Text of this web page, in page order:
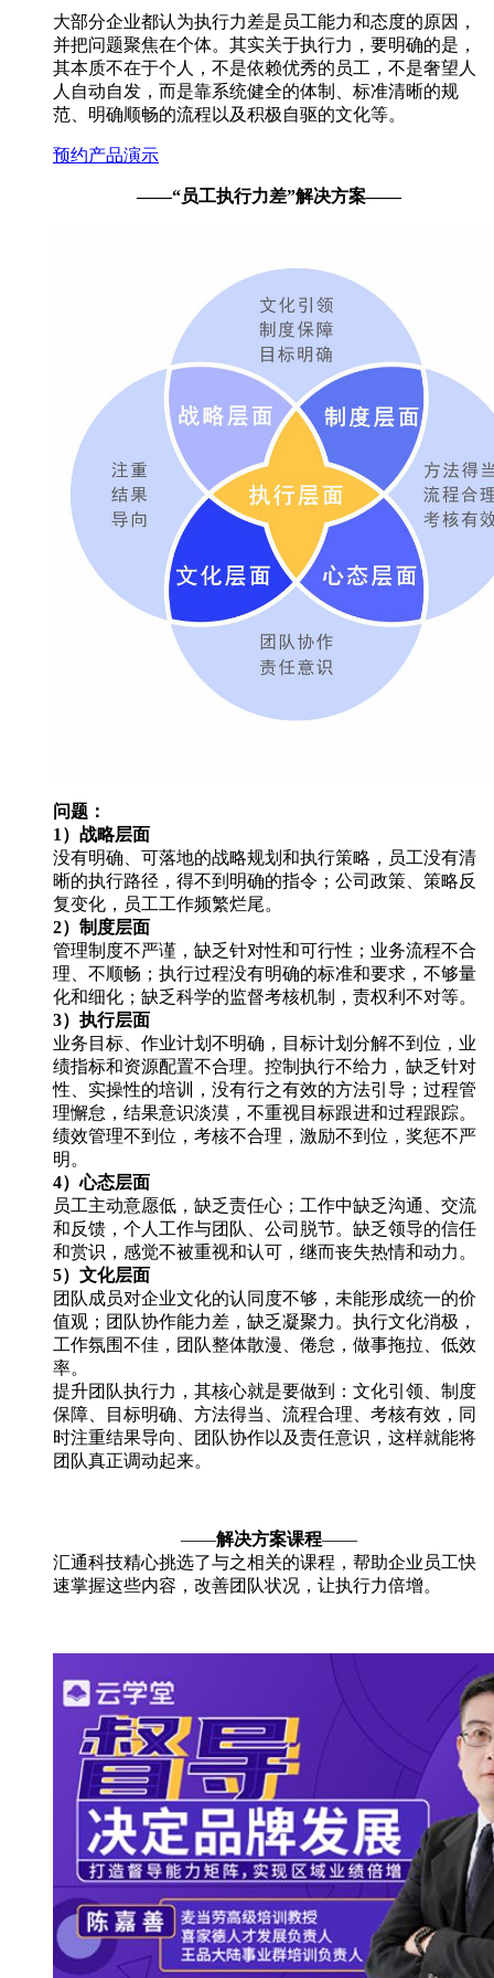
大部分企业都认为执行力差是员工能力和态度的原因，
并把问题聚焦在个体。其实关于执行力，要明确的是，
其本质不在于个人，不是依赖优秀的员工，不是奢望人
人自动自发，而是靠系统健全的体制、标准清晰的规
范、明确顺畅的流程以及积极自驱的文化等。
预约产品演示
——“员工执行力差”解决方案——
问题：
1）战略层面
没有明确、可落地的战略规划和执行策略，员工没有清
晰的执行路径，得不到明确的指令；公司政策、策略反
复变化，员工工作频繁烂尾。
2）制度层面
管理制度不严谨，缺乏针对性和可行性；业务流程不合
理、不顺畅；执行过程没有明确的标准和要求，不够量
化和细化；缺乏科学的监督考核机制，责权利不对等。
3）执行层面
业务目标、作业计划不明确，目标计划分解不到位，业
绩指标和资源配置不合理。控制执行不给力，缺乏针对
性、实操性的培训，没有行之有效的方法引导；过程管
理懈怠，结果意识淡漠，不重视目标跟进和过程跟踪。
绩效管理不到位，考核不合理，激励不到位，奖惩不严
明。
4）心态层面
员工主动意愿低，缺乏责任心；工作中缺乏沟通、交流
和反馈，个人工作与团队、公司脱节。缺乏领导的信任
和赏识，感觉不被重视和认可，继而丧失热情和动力。
5）文化层面
团队成员对企业文化的认同度不够，未能形成统一的价
值观；团队协作能力差，缺乏凝聚力。执行文化消极，
工作氛围不佳，团队整体散漫、倦怠，做事拖拉、低效
率。
提升团队执行力，其核心就是要做到：文化引领、制度
保障、目标明确、方法得当、流程合理、考核有效，同
时注重结果导向、团队协作以及责任意识，这样就能将
团队真正调动起来。
——解决方案课程——
汇通科技精心挑选了与之相关的课程，帮助企业员工快
速掌握这些内容，改善团队状况，让执行力倍增。